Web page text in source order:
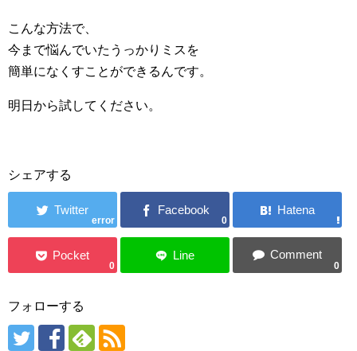
こんな方法で、
今まで悩んでいたうっかりミスを
簡単になくすことができるんです。
明日から試してください。
シェアする
error 0
0 0
フォローする